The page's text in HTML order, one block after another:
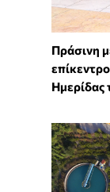
Πράσινη